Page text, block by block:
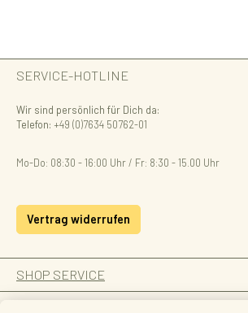
SERVICE-HOTLINE
Wir sind persönlich für Dich da:
Telefon: +49 (0)7634 50762-01
Mo-Do: 08:30 - 16:00 Uhr / Fr: 8:30 - 15.00 Uhr
Vertrag widerrufen
SHOP SERVICE